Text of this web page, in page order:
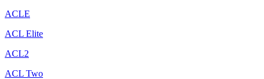
ACLE
ACL Elite
ACL2
ACL Two